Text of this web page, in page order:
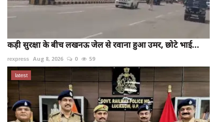
कड़ी सुरक्षा के बीच लखनऊ जेल से रवाना हुआ उमर, छोटे भाई...
rexpress Aug 8, 2026 0 59
latest